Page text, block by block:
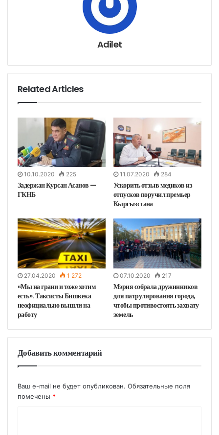
о
т
Adilet
Related Articles
10.10.2020 225
Задержан Курсан Асанов —
ГКНБ
11.07.2020 284
Ускорить отзыв медиков из
отпусков поручил премьер
Кыргызстана
27.04.2020 1 272
«Мы на грани и тоже хотим
есть». Таксисты Бишкека
неофициально вышли на
работу
07.10.2020 217
Мэрия собрала дружинников
для патрулирования города,
чтобы противостоять захвату
земель
Добавить комментарий
Ваш e-mail не будет опубликован. Обязательные поля
помечены *